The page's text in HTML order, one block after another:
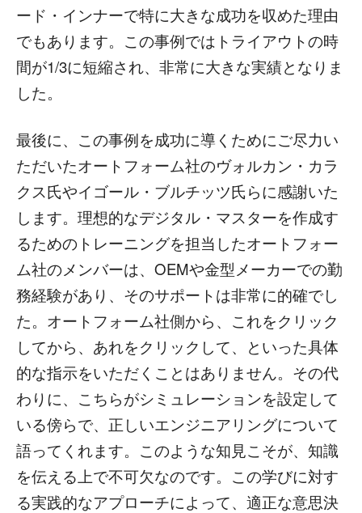
ード・インナーで特に大きな成功を収めた理由
でもあります。この事例ではトライアウトの時
間が1/3に短縮され、非常に大きな実績となりま
した。
最後に、この事例を成功に導くためにご尽力い
ただいたオートフォーム社のヴォルカン・カラ
クス氏やイゴール・ブルチッツ氏らに感謝いた
します。理想的なデジタル・マスターを作成す
るためのトレーニングを担当したオートフォー
ム社のメンバーは、OEMや金型メーカーでの勤
務経験があり、そのサポートは非常に的確でし
た。オートフォーム社側から、これをクリック
してから、あれをクリックして、といった具体
的な指示をいただくことはありません。その代
わりに、こちらがシミュレーションを設定して
いる傍らで、正しいエンジニアリングについて
語ってくれます。このような知見こそが、知識
を伝える上で不可欠なのです。この学びに対す
る実践的なアプローチによって、適正な意思決